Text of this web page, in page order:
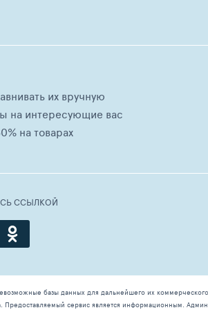
их вручную
на интересующие вас
на товарах
ССЫЛКОЙ
базы данных для дальнейшего их
сервис является информационным.